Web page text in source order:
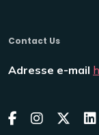
Contact Us
Adresse e-mail